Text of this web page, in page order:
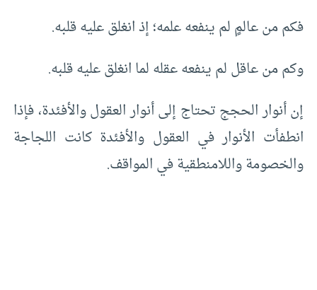
فكم من عالمٍ لم ينفعه علمه؛ إذ انغلق عليه قلبه.
وكم من عاقل لم ينفعه عقله لما انغلق عليه قلبه.
إن أنوار الحجج تحتاج إلى أنوار العقول والأفئدة، فإذا
انطفأت الأنوار في العقول والأفئدة كانت اللجاجة
والخصومة واللامنطقية في المواقف.